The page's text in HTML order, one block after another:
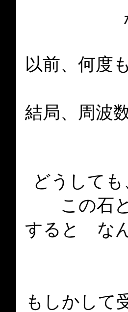
以前、何度
結局、周波
どうして
この石
すると な
もしかして